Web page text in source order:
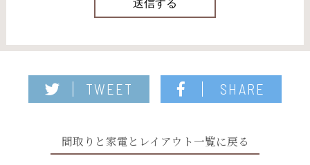
TWEET SHARE
間取りと家電とレイアウト一覧に戻る